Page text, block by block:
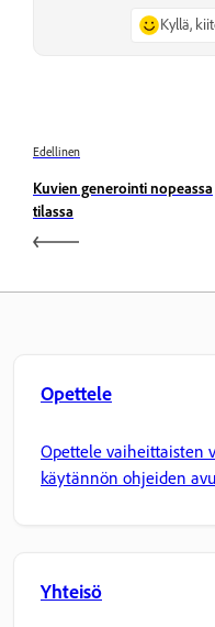
Kyllä,
Edellinen
Kuvien generointi nopeassa
tilassa
Opettele
Opettele vaiheittaisten
käytännön ohjeiden
Yhteisö